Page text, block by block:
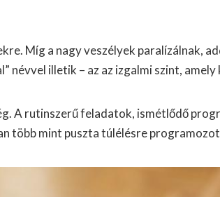
Míg a nagy veszélyek paralízálnak,
illetik – az az izgalmi szint,
A rutinszerű feladatok, ismétlődő
több mint puszta túlélésre